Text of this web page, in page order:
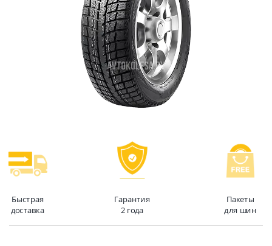
Быстрая
доставка
Гарантия
2 года
Пакеты
для шин